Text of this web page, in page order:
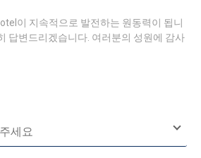
이 지속적으로 발전하는 원동력이 됩니
답변드리겠습니다. 여러분의 성원에 감사